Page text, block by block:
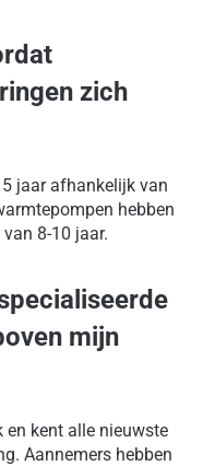
zich
jaar afhankelijk van
hebben
8-10 jaar.
mijn
kent alle nieuwste
Aannemers hebben